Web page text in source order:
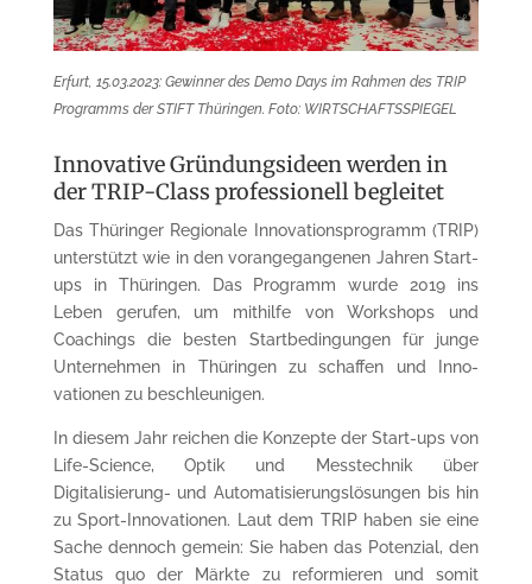
Erfurt, 15.03.2023: Gewinner des Demo Days im Rahmen des TRIP
Programms der STIFT Thüringen. Foto: WIRTSCHAFTSSPIEGEL
Innovative Gründungsideen werden in
der TRIP-Class professionell be­gleitet
Das Thüringer Regionale Innovationsprogramm (TRIP)
unterstützt wie in den vorangegangenen Jahren Start-
ups in Thüringen. Das Programm wurde 2019 ins
Leben gerufen, um mithilfe von Workshops und
Coachings die besten Start­bedingungen für junge
Unter­nehmen in Thüringen zu schaffen und Inno­
vationen zu beschleunigen.
In diesem Jahr reichen die Konzepte der Start-ups von
Life-Science, Optik und Messtechnik über
Digitalisierung- und Auto­matisierungs­­lösungen bis hin
zu Sport-Innovationen. Laut dem TRIP haben sie eine
Sache dennoch gemein: Sie haben das Potenzial, den
Status quo der Märkte zu reformieren und somit